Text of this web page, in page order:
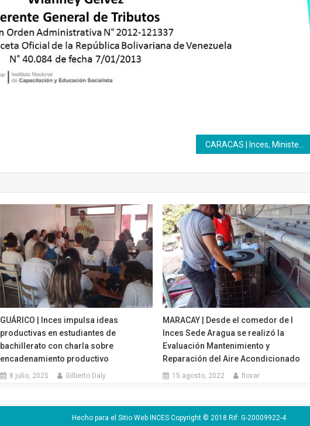
GUÁRICO | Inces impulsa ideas
productivas en estudiantes de
bachillerato con charla sobre
encadenamiento productivo
8 julio, 2025 Gilberto Daly
MARACAY | Desde el comedor de l
Inces Sede Aragua se realizó la
Evaluación Mantenimiento y
Reparación del Aire Acondicionado
15 agosto, 2022 ltovar
Hecho para el Sitio Web INCES Copyright © 2018 Rif: G-20009922-4